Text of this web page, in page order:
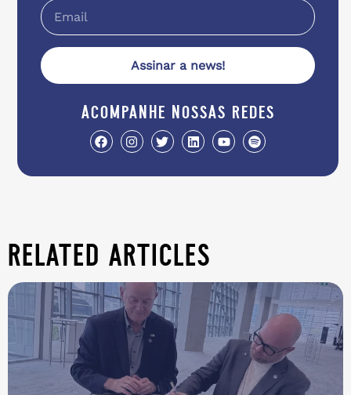
Assinar a news!
acompanhe nossas redes
related articles